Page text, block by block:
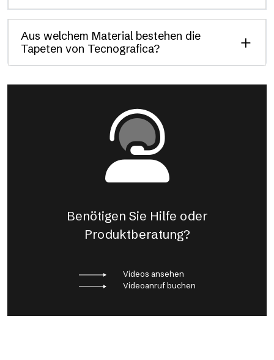
Aus welchem Material bestehen die
Tapeten von Tecnografica?
Benötigen Sie Hilfe oder
Produktberatung?
Videos ansehen
Videoanruf buchen